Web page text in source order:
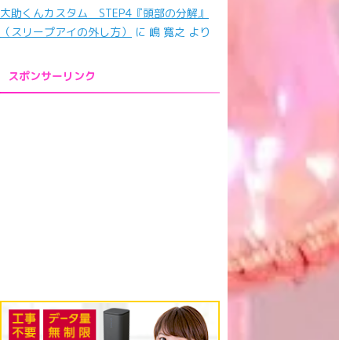
大助くんカスタム STEP4『頭部の分解』
（スリープアイの外し方）
に 嶋 寛之 より
スポンサーリンク